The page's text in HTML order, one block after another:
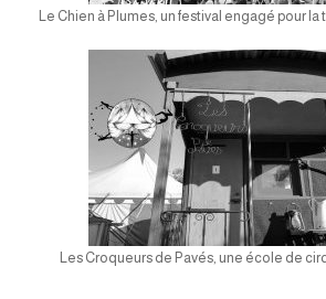
Le Chien à Plumes, un festival engagé pour
Les Croqueurs de Pavés, une école de